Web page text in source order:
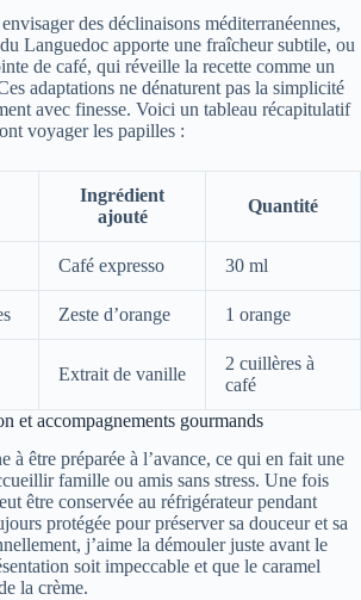
des déclinaisons méditerranéennes,
Languedoc apporte une fraîcheur subtile, ou
de café, qui réveille la recette comme un
adaptations ne dénaturent pas la simplicité
avec finesse. Voici un tableau récapitulatif
voyager les papilles :
Ingrédient
ajouté
Quantité
Café expresso 30 ml
Zeste d’orange 1 orange
Extrait de vanille
2 cuillères à
café
et accompagnements gourmands
à être préparée à l’avance, ce qui en fait une
famille ou amis sans stress. Une fois
être conservée au réfrigérateur pendant
protégée pour préserver sa douceur et sa
j’aime la démouler juste avant le
soit impeccable et que le caramel
la crème.